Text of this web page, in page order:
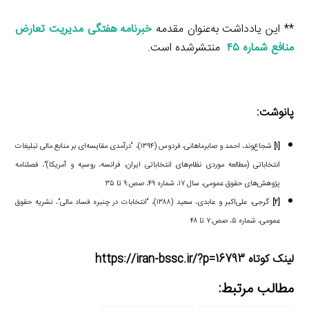
** این یادداشت به‌عنوان مقدمه خبرنامه هفتگی مدیریت تعارض
منافع شماره ۴۵
منتشرشده است.
پانوشت:
[۱]
شجاع‌وند، احمد و صابرماهانی، فردوس (۱۳۹۴)، “درآمدی مقایسه‌ای بر منابع مالی تبلیغات
انتخاباتی (مطالعه موردی نظام‌های انتخاباتی ایران، فرانسه، روسیه و آمریکا)”، فصلنامه
پژوهش‌های حقوق عمومی، سال ۱۷، شماره ۴۹، صص:۹ تا ۳۵
[۲]
گرجی، علی‌اکبر و عابدی، سعید (۱۳۸۸)، “انتخابات در چنبره فساد مالی”، نشریه حقوق
عمومی، شماره ۵، صص:۷ تا ۴۸
لینک کوتاه https://iran-bssc.ir/?p=16793
مطالب مرتبط: